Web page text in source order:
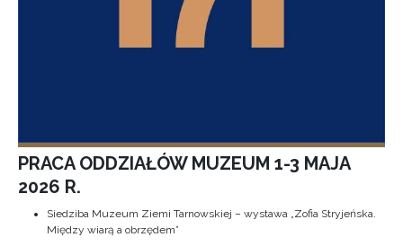
PRACA ODDZIAŁÓW MUZEUM 1-3 MAJA
2026 R.
Siedziba Muzeum Ziemi Tarnowskiej – wystawa „Zofia Stryjeńska.
Między wiarą a obrzędem”